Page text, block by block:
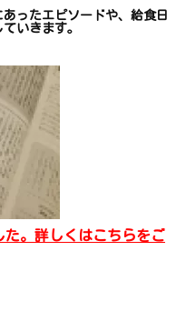
あったエピソードや、 給食日
ていきます。
。詳しくはこちらをご